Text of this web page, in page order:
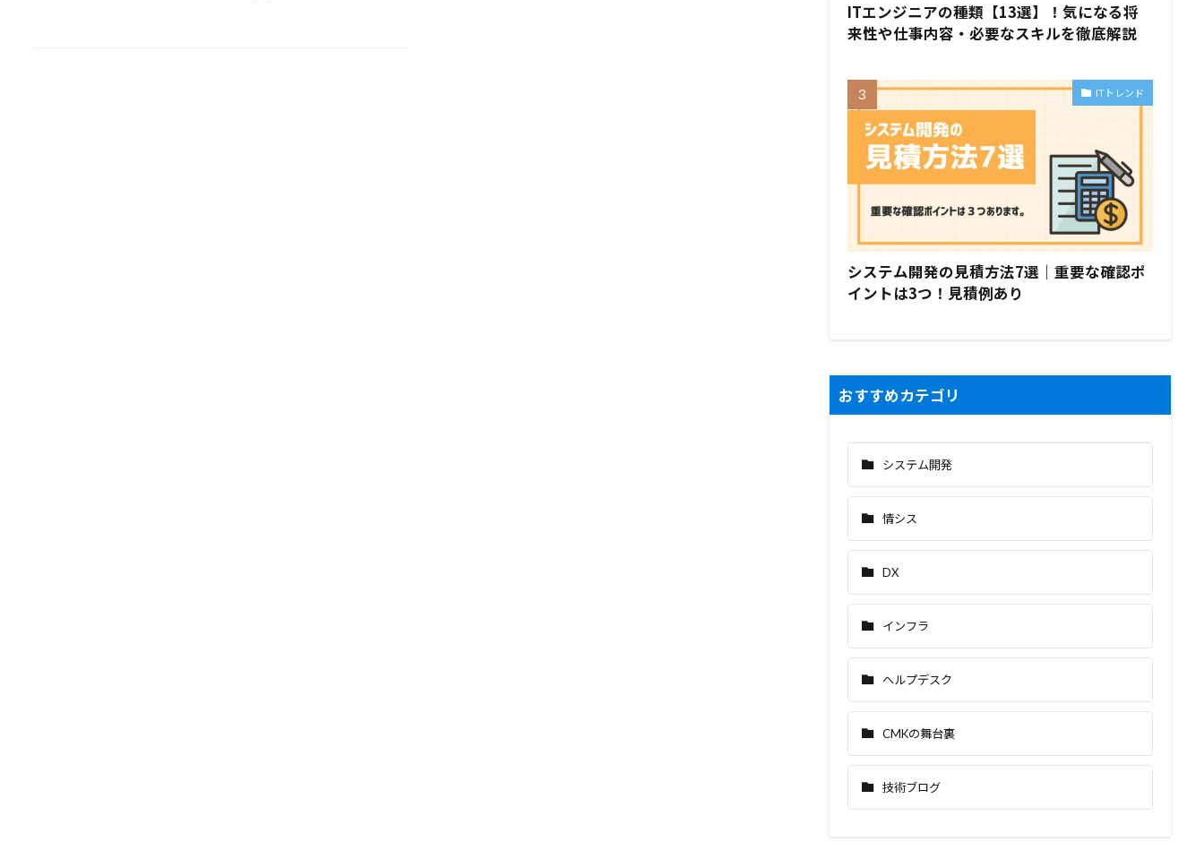
ITエンジニアの種類【13選】！気になる将
来性や仕事内容・必要なスキルを徹底解説
ITトレンド
システム開発の見積方法7選｜重要な確認ポ
イントは3つ！見積例あり
おすすめカテゴリ
システム開発
情シス
DX
インフラ
ヘルプデスク
CMKの舞台裏
技術ブログ